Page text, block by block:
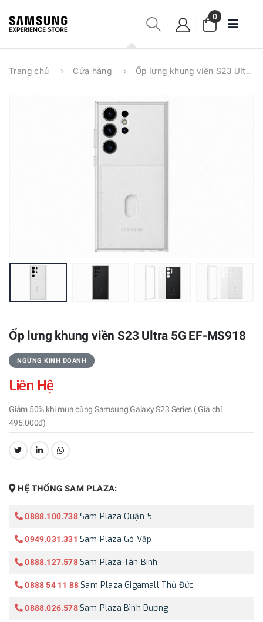
0
Trang chủ Cửa hàng Ốp lưng khung viền S23 Ultra 5G EF-MS918
Ốp lưng khung viền S23 Ultra 5G EF-MS918
NGỪNG KINH DOANH
Liên Hệ
Giảm 50% khi mua cùng Samsung Galaxy S23 Series ( Giá chỉ
495.000đ)
CHIA SẺ:
HỆ THỐNG SAM PLAZA:
0888.100.738 Sam Plaza Quận 5
0949.031.331 Sam Plaza Gò Vấp
0888.127.578 Sam Plaza Tân Bình
0888 54 11 88 Sam Plaza Gigamall Thủ Đức
0888.026.578 Sam Plaza Bình Dương